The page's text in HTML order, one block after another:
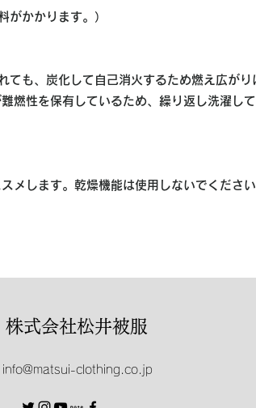
かかります。）
ても、炭化して自己消火するため燃え広が
燃性を保有しているため、繰り返し洗濯し
メします。乾燥機能は使用しないでくださ
株式会社松井被服
info@matsui-clothing.co.jp